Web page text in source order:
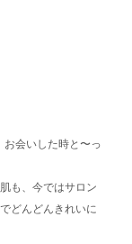
お会いした時と〜っ
も、今ではサロン
どんどんきれいに